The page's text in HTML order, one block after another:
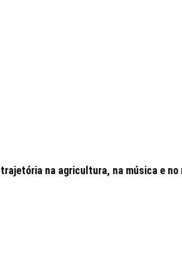
na agricultura, na música e no